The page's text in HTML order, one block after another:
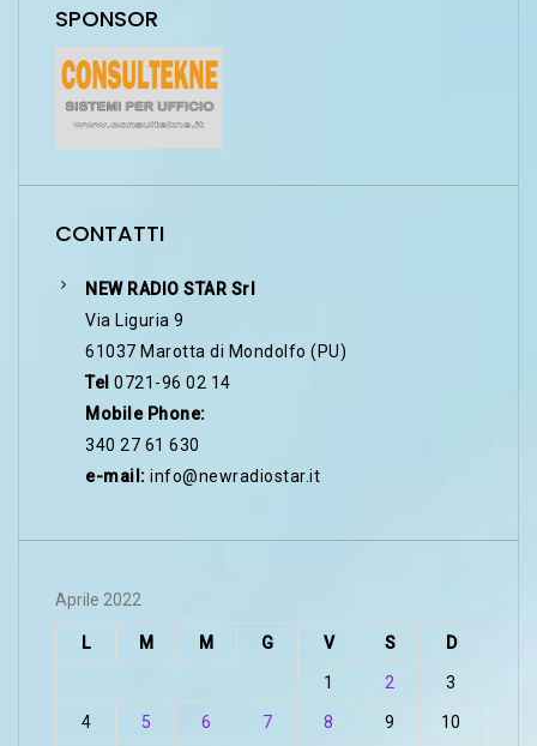
SPONSOR
CONTATTI
NEW RADIO STAR Srl
Via Liguria 9
61037 Marotta di Mondolfo (PU)
Tel 0721-96 02 14
Mobile Phone:
340 27 61 630
e-mail: info@newradiostar.it
Aprile 2022
L M M G V S D
1 2 3
4 5 6 7 8 9 10